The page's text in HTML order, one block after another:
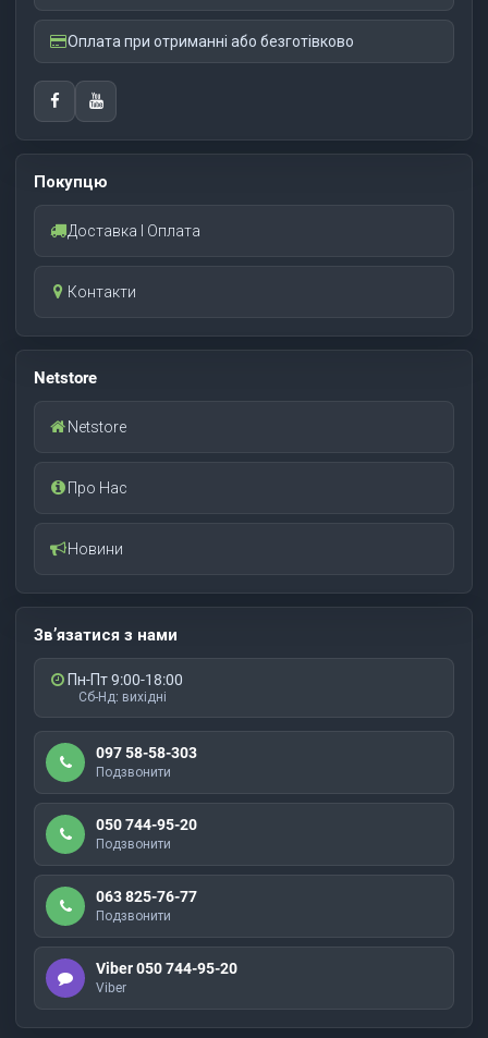
Оплата при отриманні або безготівково
Покупцю
Доставка І Оплата
Контакти
Netstore
Netstore
Про Нас
Новини
Зв’язатися з нами
Пн-Пт 9:00-18:00
Сб-Нд: вихідні
097 58-58-303
Подзвонити
050 744-95-20
Подзвонити
063 825-76-77
Подзвонити
Viber 050 744-95-20
Viber